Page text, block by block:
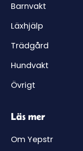
Barnvakt
Läxhjälp
Trädgård
Hundvakt
Övrigt
Läs mer
Om Yepstr